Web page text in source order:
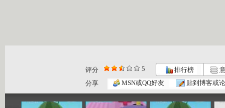
评分 5 排行榜
分享
MSN或QQ好友 贴到博客或
06:13
《乐比悠悠...
05:02
《乐比悠悠...
06:13